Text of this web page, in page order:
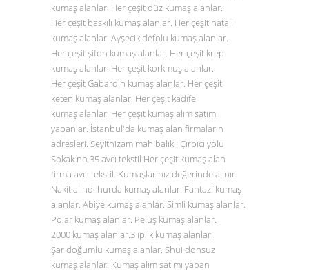
kumaş alanlar. Her çeşit düz kumaş alanlar.
Her çeşit baskılı kumaş alanlar. Her çeşit hatalı
kumaş alanlar. Ayşecik defolu kumaş alanlar.
Her çeşit şifon kumaş alanlar. Her çeşit krep
kumaş alanlar. Her çeşit korkmuş alanlar.
Her çeşit Gabardin kumaş alanlar. Her çeşit
keten kumaş alanlar. Her çeşit kadife
kumaş alanlar. Her çeşit kumaş alım satımı
yapanlar. İstanbul'da kumaş alan firmaların
adresleri. Seyitnizam mah balıklı Çırpıcı yolu
Sokak no 35 avcı tekstil Her çeşit kumaş alan
firma avcı tekstil. Kumaşlarınız değerinde alınır.
Nakit alındı hurda kumaş alanlar. Fantazi kumaş
alanlar. Abiye kumaş alanlar. Simli kumaş alanlar.
Polar kumaş alanlar. Peluş kumaş alanlar.
2000 kumaş alanlar.3 iplik kumaş alanlar.
Şar doğumlu kumaş alanlar. Shui donsuz
kumaş alanlar. Kumaş alım satımı yapan